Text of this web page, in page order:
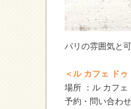
パリの雰囲気と
＜ル カフェ ド
場所 ：ル カフェ
予約・問い合わ